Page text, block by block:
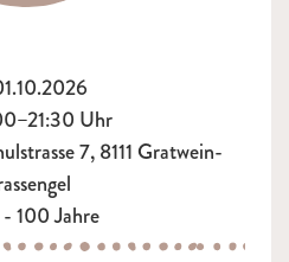
Uhr
7, 8111 Gratwein-
100 Jahre